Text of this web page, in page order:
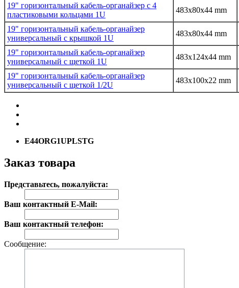
19" горизонтальный кабель-органайзер с 4
пластиковыми кольцами 1U
483x80x44 mm
19" горизонтальный кабель-органайзер
универсальный с крышкой 1U
483x80x44 mm
19" горизонтальный кабель-органайзер
универсальный с щеткой 1U
483x124x44 mm
19" горизонтальный кабель-органайзер
универсальный с щеткой 1/2U
483x100x22 mm
E44ORG1UPLSTG
Заказ товара
Представьтесь, пожалуйста:
Ваш контактный E-Mail:
Ваш контактный телефон:
Сообщение: